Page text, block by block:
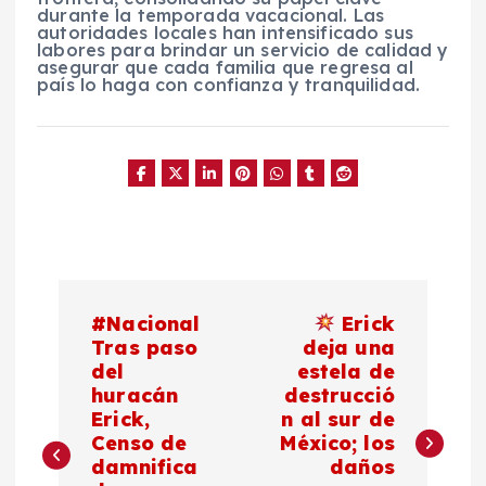
durante la temporada vacacional. Las
autoridades locales han intensificado sus
labores para brindar un servicio de calidad y
asegurar que cada familia que regresa al
país lo haga con confianza y tranquilidad.
e
#Nacional
Tras paso
del
huracán
Erick,
Censo de
damnifica
Erick
deja una
estela de
destrucció
n al sur de
México; los
daños